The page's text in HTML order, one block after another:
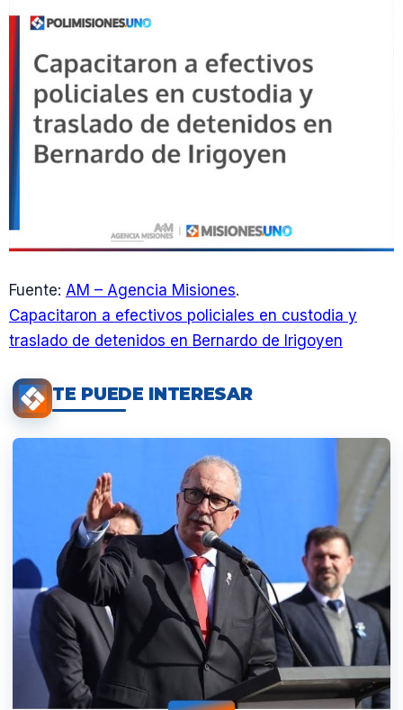
Fuente: AM – Agencia Misiones.
Capacitaron a efectivos policiales en custodia y
traslado de detenidos en Bernardo de Irigoyen
TE PUEDE INTERESAR